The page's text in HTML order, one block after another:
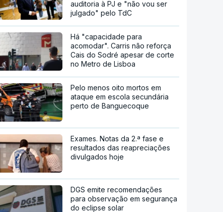
auditoria à PJ e "não vou ser
julgado" pelo TdC
Há "capacidade para
acomodar". Carris não reforça
Cais do Sodré apesar de corte
no Metro de Lisboa
Pelo menos oito mortos em
ataque em escola secundária
perto de Banguecoque
Exames. Notas da 2.ª fase e
resultados das reapreciações
divulgados hoje
DGS emite recomendações
para observação em segurança
do eclipse solar